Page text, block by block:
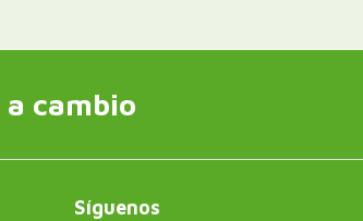
cambio
Síguenos